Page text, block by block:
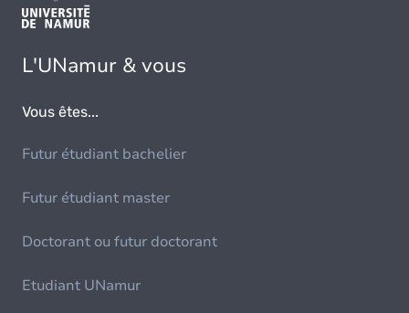
L'UNamur & vous
Vous êtes...
Futur étudiant bachelier
Futur étudiant master
Doctorant ou futur doctorant
Etudiant UNamur